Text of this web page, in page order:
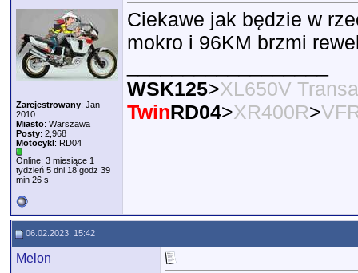
Zarejestrowany: Jan
2010
Miasto: Warszawa
Posty: 2,968
Motocykl: RD04
Online: 3 miesiące 1
tydzień 5 dni 18 godz 39
min 26 s
Ciekawe jak będzie w
mokro i 96KM brzmi
WSK125>XL650V
TwinRD04>XR400R>
06.02.2023, 15:42
Melon